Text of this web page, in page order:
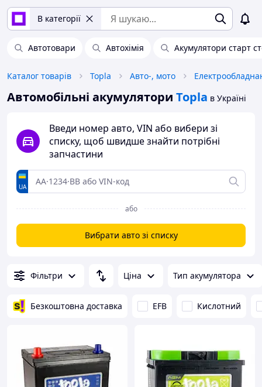
В категорії
Автотовари Автохімія Акумулятори старт
Каталог товарів Topla Авто-, мото
Автомобільні акумулятори Topla в Україні
Введи номер авто, VIN або вибери зі
списку, щоб швидше знайти потрібні
запчастини
UA
або
Вибрати авто зі списку
Фільтри Ціна Тип акумулятора
Безкоштовна доставка EFB Кислотний